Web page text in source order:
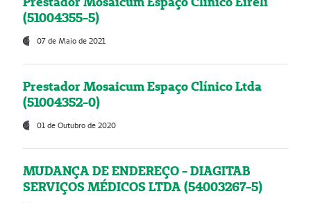
(51004355-5)
07 de Maio de 2021
Prestador Mosaicum Espaço Clínico Ltda
(51004352-0)
01 de Outubro de 2020
MUDANÇA DE ENDEREÇO - DIAGITAB
SERVIÇOS MÉDICOS LTDA (54003267-5)